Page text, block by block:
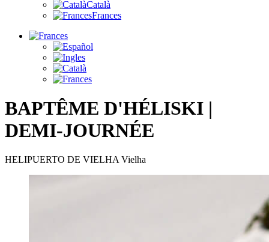
Català
Frances
BAPTÊME D'HÉLISKI |
DEMI-JOURNÉE
HELIPUERTO DE VIELHA Vielha